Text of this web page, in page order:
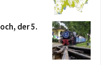
der 5.